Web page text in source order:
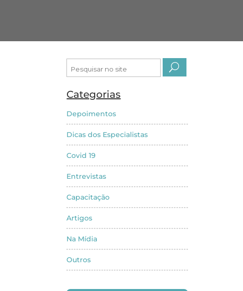
por:
Categorias
Depoimentos
Dicas dos Especialistas
Covid 19
Entrevistas
Capacitação
Artigos
Na Mídia
Outros